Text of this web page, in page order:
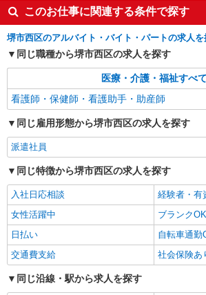
談 1件：1,500〜1,691円
1,000円〜1,429円 ・ICTメ
します ※交通費・電話代は
援内容により細則あり。
キープ
このお仕事に関連する条件で探す
堺市西区のアルバイト・バイト・パートの求人を
同じ職種から堺市西区の求人を探す
医療・介護・福祉すべて
看護師・保健師・看護助手・助産師
同じ雇用形態から堺市西区の求人を探す
派遣社員
同じ特徴から堺市西区の求人を探す
入社日応相談
経験者・有
女性活躍中
ブランクOK
日払い
自転車通勤
交通費支給
社会保険あ
同じ沿線・駅から求人を探す